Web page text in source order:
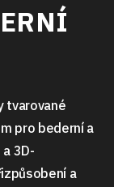
tvarované
pro bederní a
3D-
a